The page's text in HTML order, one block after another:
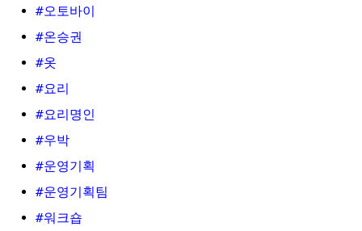
#오토바이
#온승권
#옷
#요리
#요리명인
#우박
#운영기획
#운영기획팀
#워크숍